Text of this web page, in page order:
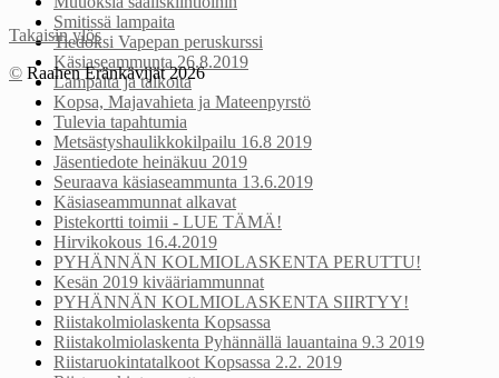
Smitissä lampaita
Tiedoksi Vapepan peruskurssi
Käsiaseammunta 26.8.2019
Lampaita ja talkoita
Kopsa, Majavahieta ja Mateenpyrstö
Tulevia tapahtumia
Metsästyshaulikkokilpailu 16.8 2019
Jäsentiedote heinäkuu 2019
Seuraava käsiaseammunta 13.6.2019
Käsiaseammunnat alkavat
Pistekortti toimii - LUE TÄMÄ!
Hirvikokous 16.4.2019
PYHÄNNÄN KOLMIOLASKENTA PERUTTU!
Kesän 2019 kivääriammunnat
PYHÄNNÄN KOLMIOLASKENTA SIIRTYY!
Riistakolmiolaskenta Kopsassa
Riistakolmiolaskenta Pyhännällä lauantaina 9.3 2019
Riistaruokintatalkoot Kopsassa 2.2. 2019
Takaisin ylös
© Raahen Eränkävijät 2026